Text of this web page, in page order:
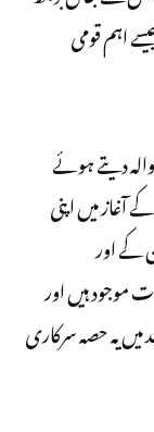
اہم قومی
دیتے ہوئے
میں اپنی
کے اور
موجود ہیں اور
یہ حصہ سرکاری